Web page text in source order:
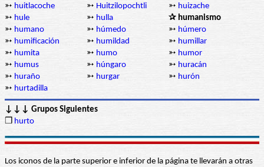
➳ huitlacoche ➳ Huitzilopochtli ➳ huizache
➳ hule ➳ hulla
✰ humanismo
➳ humano ➳ húmedo ➳ húmero
➳ humificación ➳ humildad ➳ humillar
➳ humita ➳ humo ➳ humor
➳ humus ➳ húngaro ➳ huracán
➳ huraño ➳ hurgar ➳ hurón
➳ hurtadilla
↓↓↓ Grupos Siguientes
❒ hurto
Los iconos de la parte superior e inferior de la página te llevarán a otras